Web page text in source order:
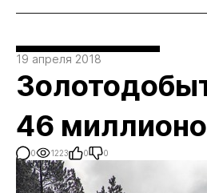
19 апреля 2018
46
0 1223 0 0